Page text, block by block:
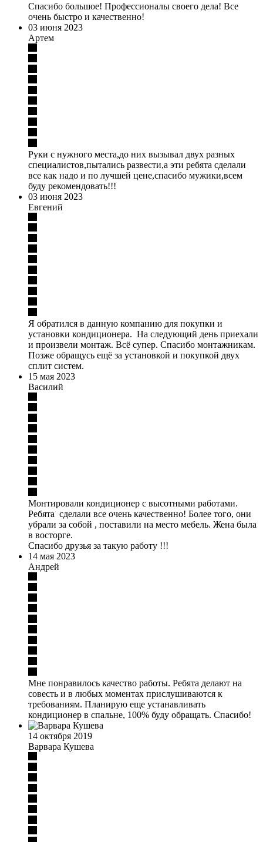
Спасибо большое! Профессионалы своего дела! Все
очень быстро и качественно!
03 июня 2023
Артем
Руки с нужного места,до них вызывал двух разных
специалистов,пытались развести,а эти ребята сделали
все как надо и по лучшей цене,спасибо мужики,всем
буду рекомендовать!!!
03 июня 2023
Евгений
Я обратился в данную компанию для покупки и
установки кондиционера. На следующий день приехали
и произвели монтаж. Всё супер. Спасибо монтажникам.
Позже обращусь ещё за установкой и покупкой двух
сплит систем.
15 мая 2023
Василий
Монтировали кондиционер с высотными работами.
Ребята сделали все очень качественно! Более того, они
убрали за собой , поставили на место мебель. Жена была
в восторге.
Спасибо друзья за такую работу !!!
14 мая 2023
Андрей
Мне понравилось качество работы. Ребята делают на
совесть и в любых моментах прислушиваются к
требованиям. Планирую еще устанавливать
кондиционер в спальне, 100% буду обращать. Спасибо!
14 октября 2019
Варвара Кушева